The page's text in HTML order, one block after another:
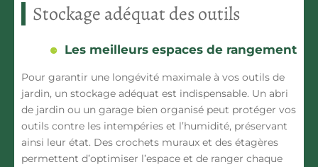
Stockage adéquat des outils
Les meilleurs espaces de rangement
Pour garantir une longévité maximale à vos outils de
jardin, un stockage adéquat est indispensable. Un abri
de jardin ou un garage bien organisé peut protéger vos
outils contre les intempéries et l’humidité, préservant
ainsi leur état. Des crochets muraux et des étagères
permettent d’optimiser l’espace et de ranger chaque